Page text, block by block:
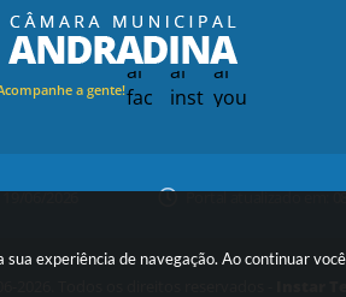
experiência de navegação. Ao continuar
a gente!
19/06/2026 Portal atualizado em: